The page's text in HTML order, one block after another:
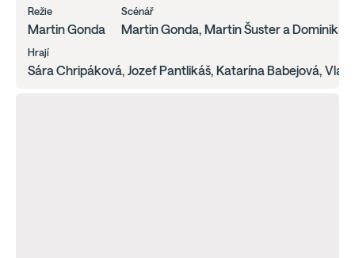
Režie
Martin Gonda
Scénář
Martin Gonda, Martin Šuster a Dominika
Hrají
Sára Chripáková, Jozef Pantlikáš, Katarína Babejová,